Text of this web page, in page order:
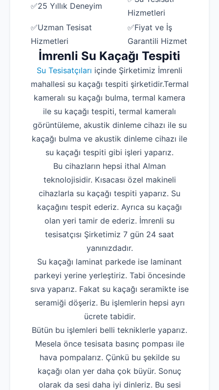
✅25 Yıllık Deneyim
Hizmetleri
✅Uzman Tesisat
Hizmetleri
✅Fiyat ve İş
Garantili Hizmet
İmrenli Su Kaçağı Tespiti
Su Tesisatçıları içinde Şirketimiz İmrenli
mahallesi su kaçağı tespiti şirketidir.Termal
kameralı su kaçağı bulma, termal kamera
ile su kaçağı tespiti, termal kameralı
görüntüleme, akustik dinleme cihazı ile su
kaçağı bulma ve akustik dinleme cihazı ile
su kaçağı tespiti gibi işleri yaparız.
Bu cihazların hepsi ithal Alman
teknolojisidir. Kısacası özel makineli
cihazlarla su kaçağı tespiti yaparız. Su
kaçağını tespit ederiz. Ayrıca su kaçağı
olan yeri tamir de ederiz. İmrenli su
tesisatçısı Şirketimiz 7 gün 24 saat
yanınızdadır.
Su kaçağı laminat parkede ise laminant
parkeyi yerine yerleştiriz. Tabi öncesinde
sıva yaparız. Fakat su kaçağı seramikte ise
seramiği döşeriz. Bu işlemlerin hepsi ayrı
ücrete tabidir.
Bütün bu işlemleri belli tekniklerle yaparız.
Mesela önce tesisata basınç pompası ile
hava pompalarız. Çünkü bu şekilde su
kaçağı olan yer daha çok büyür. Sonuç
olarak da sesi daha iyi dinleriz. Bu sesi